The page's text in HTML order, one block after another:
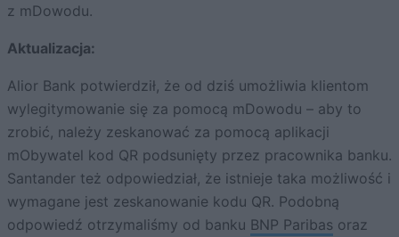
z mDowodu.
Aktualizacja:
Alior Bank potwierdził, że od dziś umożliwia klientom
wylegitymowanie się za pomocą mDowodu – aby to
zrobić, należy zeskanować za pomocą aplikacji
mObywatel kod QR podsunięty przez pracownika banku.
Santander też odpowiedział, że istnieje taka możliwość i
wymagane jest zeskanowanie kodu QR. Podobną
odpowiedź otrzymaliśmy od banku BNP Paribas oraz